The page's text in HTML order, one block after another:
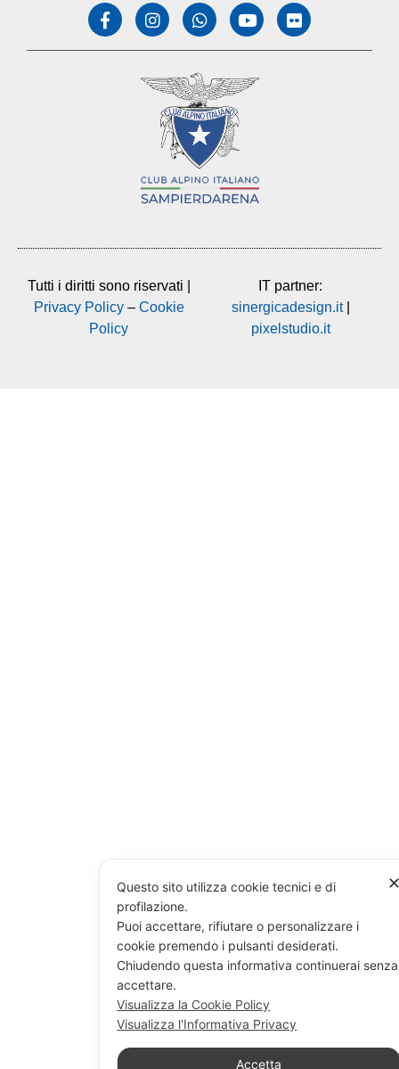
Tutti i diritti sono riservati |
Privacy Policy– Cookie
Policy
IT partner:
sinergicadesign.it|
pixelstudio.it
Questo sito utilizza cookie tecnici e di
profilazione.
Puoi accettare, rifiutare o personalizzare i
cookie premendo i pulsanti desiderati.
Chiudendo questa informativa continuerai senza
accettare.
Visualizza la Cookie Policy
Visualizza l'Informativa Privacy
Accetta